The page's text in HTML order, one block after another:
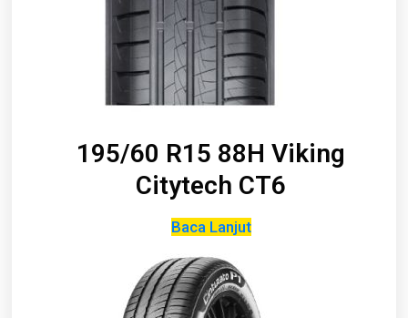
195/60 R15 88H Viking
Citytech CT6
Baca Lanjut